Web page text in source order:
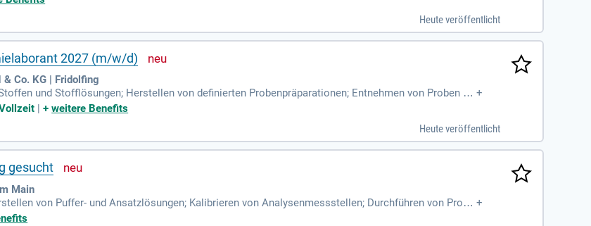
Heute veröffentlicht
2027 (m/w/d)
Co. KG | Fridolfing
und Stofflösungen; Herstellen von definierten Probenpräparationen; Entnehmen von Proben so
und Warten verschiedener Laboreinrichtungen; Dokumentieren und Auswerten
+
|+weitere Benefits
Heute veröffentlicht
gesucht
Main
von Puffer- und Ansatzlösungen; Kalibrieren von Analysenmessstellen; Durchführen von Probe
Reinigung von Apparaten, Behältern und Gerätschaften; Führen von prozessbegleitender
+